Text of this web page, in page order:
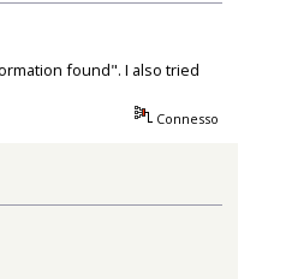
found". I also tried
Connesso